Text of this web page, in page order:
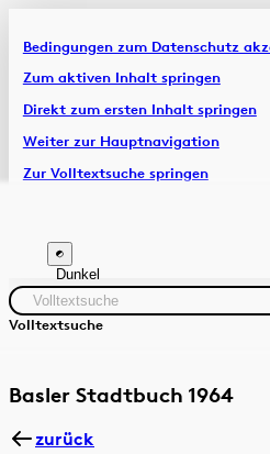
Bedingungen zum Datenschutz
Zum aktiven Inhalt springen
Direkt zum ersten Inhalt springen
Weiter zur Hauptnavigation
Zur Volltextsuche springen
Artikel &
Dunkel
Volltextsuche
Zeitraum Autor:in
Basler Stadtbuch 1964
zurück